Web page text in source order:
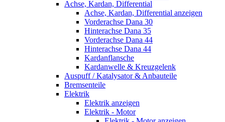
Achse, Kardan, Differential
Achse, Kardan, Differential anzeigen
Vorderachse Dana 30
Hinterachse Dana 35
Vorderachse Dana 44
Hinterachse Dana 44
Kardanflansche
Kardanwelle & Kreuzgelenk
Auspuff / Katalysator & Anbauteile
Bremsenteile
Elektrik
Elektrik anzeigen
Elektrik - Motor